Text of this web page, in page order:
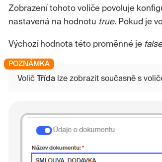
Zobrazení tohoto voliče povoluje
nastavená na hodnotu true. Pokud je
Výchozí hodnota této proměnné je false
Volič Třída lze zobrazit současně s